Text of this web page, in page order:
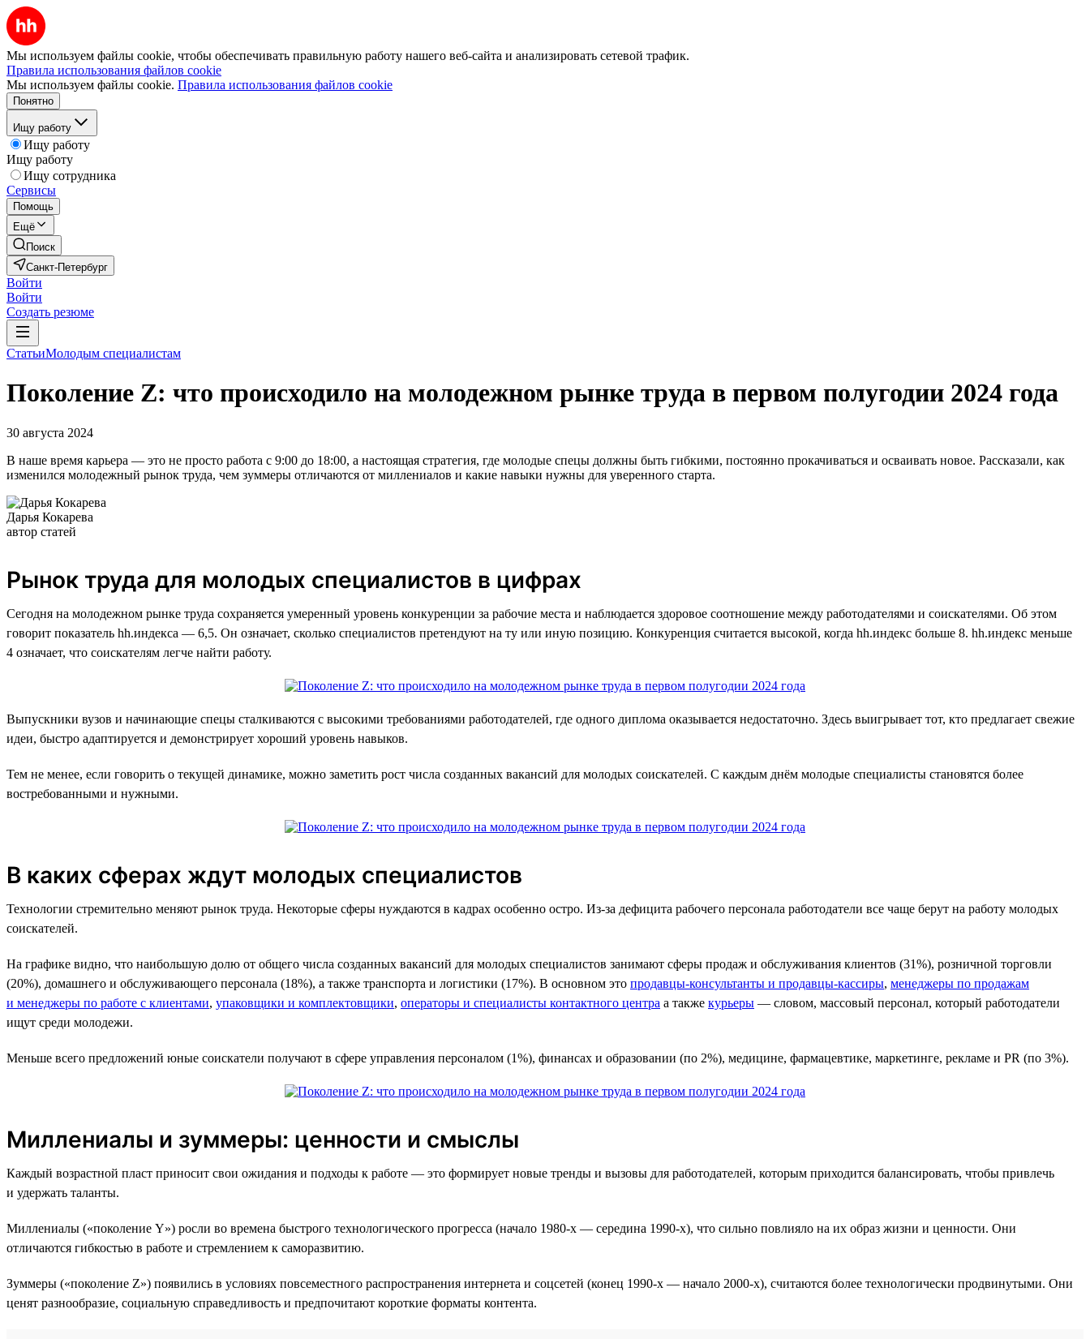
Мы используем файлы cookie, чтобы обеспечивать правильную работу нашего веб-сайта и анализировать сетевой трафик.
Правила использования файлов cookie
Мы используем файлы cookie. Правила использования файлов cookie
Понятно
Ищу работу
Ищу работу
Ищу работу
Ищу сотрудника
Сервисы
Помощь
Ещё
Поиск
Санкт-Петербург
Войти
Войти
Создать резюме
СтатьиМолодым специалистам
Поколение Z: что происходило на молодежном рынке труда в первом полугодии 2024 года
30 августа 2024
В наше время карьера — это не просто работа с 9:00 до 18:00, а настоящая стратегия, где молодые спецы должны быть гибкими, постоянно прокачиваться и осваивать новое. Рассказали, как
изменился молодежный рынок труда, чем зуммеры отличаются от миллениалов и какие навыки нужны для уверенного старта.
Дарья Кокарева
автор статей
Рынок труда для молодых специалистов в цифрах
Сегодня на молодежном рынке труда сохраняется умеренный уровень конкуренции за рабочие места и наблюдается здоровое соотношение между работодателями и соискателями. Об этом
говорит показатель hh.индекса — 6,5. Он означает, сколько специалистов претендуют на ту или иную позицию. Конкуренция считается высокой, когда hh.индекс больше 8. hh.индекс меньше
4 означает, что соискателям легче найти работу.
Выпускники вузов и начинающие спецы сталкиваются с высокими требованиями работодателей, где одного диплома оказывается недостаточно. Здесь выигрывает тот, кто предлагает свежие
идеи, быстро адаптируется и демонстрирует хороший уровень навыков.
Тем не менее, если говорить о текущей динамике, можно заметить рост числа созданных вакансий для молодых соискателей. С каждым днём молодые специалисты становятся более
востребованными и нужными.
В каких сферах ждут молодых специалистов
Технологии стремительно меняют рынок труда. Некоторые сферы нуждаются в кадрах особенно остро. Из-за дефицита рабочего персонала работодатели все чаще берут на работу молодых
соискателей.
На графике видно, что наибольшую долю от общего числа созданных вакансий для молодых специалистов занимают сферы продаж и обслуживания клиентов (31%), розничной торговли
(20%), домашнего и обслуживающего персонала (18%), а также транспорта и логистики (17%). В основном это продавцы-консультанты и продавцы-кассиры, менеджеры по продажам
и менеджеры по работе с клиентами, упаковщики и комплектовщики, операторы и специалисты контактного центра а также курьеры — словом, массовый персонал, который работодатели
ищут среди молодежи.
Меньше всего предложений юные соискатели получают в сфере управления персоналом (1%), финансах и образовании (по 2%), медицине, фармацевтике, маркетинге, рекламе и PR (по 3%).
Миллениалы и зуммеры: ценности и смыслы
Каждый возрастной пласт приносит свои ожидания и подходы к работе — это формирует новые тренды и вызовы для работодателей, которым приходится балансировать, чтобы привлечь
и удержать таланты.
Миллениалы («поколение Y») росли во времена быстрого технологического прогресса (начало 1980-х — середина 1990-х), что сильно повлияло на их образ жизни и ценности. Они
отличаются гибкостью в работе и стремлением к саморазвитию.
Зуммеры («поколение Z») появились в условиях повсеместного распространения интернета и соцсетей (конец 1990-х — начало 2000-х), считаются более технологически продвинутыми. Они
ценят разнообразие, социальную справедливость и предпочитают короткие форматы контента.